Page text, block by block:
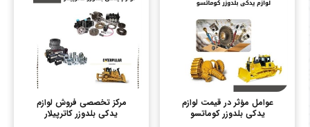
عوامل مؤثر در قیمت لوازم
یدکی بلدوزر کوماتسو
مرکز تخصصی فروش لوازم
یدکی بلدوزر کاترپیلار